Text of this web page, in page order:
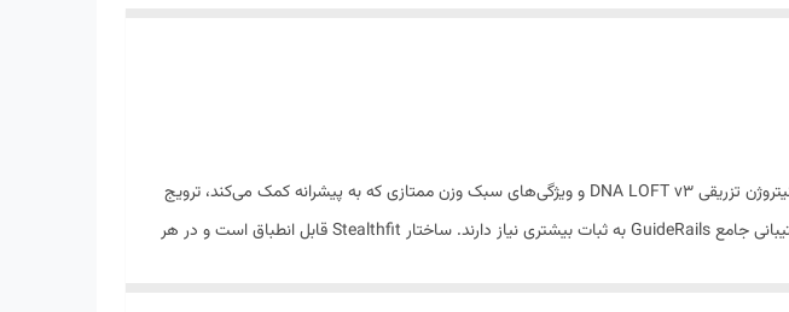
ظاهری براق و در عین حال فنی از نظر عملکرد، این افزودنی جدید حرکتی بسیار پرانرژی را از طریق بالشتک نیتروژن تزریقی DNA LOFT v3 و ویژگی‌های سبک وزن ممتازی که به پیشرانه کمک می‌کند، ترویج
می‌کند. ایده آل برای دوندگانی که می خواهند احساس نزدیکی به پا داشته باشند، اما از طریق سیستم پشتیبانی جامع GuideRails به ثبات بیشتری نیاز دارند. ساختار Stealthfit قابل انطباق است و در هر